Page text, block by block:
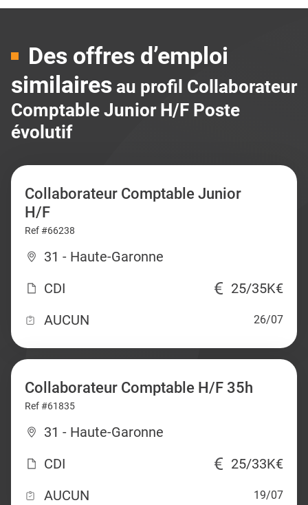
Des offres d’emploi
similaires au profil Collaborateur
Comptable Junior H/F Poste
évolutif
Collaborateur Comptable Junior
H/F
Ref #66238
31 - Haute-Garonne
CDI
25/35K€
AUCUN
26/07
Collaborateur Comptable H/F 35h
Ref #61835
31 - Haute-Garonne
CDI
25/33K€
AUCUN
19/07